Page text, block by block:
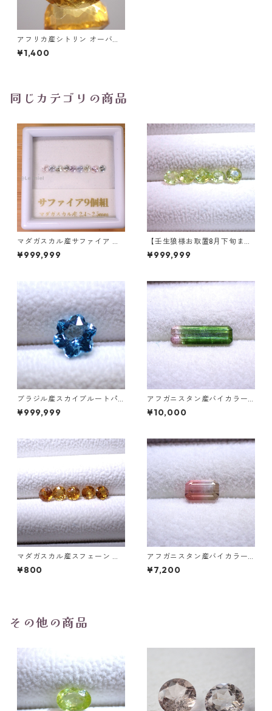
アフリカ産シトリン オーバル
カットルース 4.53ct 8.7mm*1
1.0*mm7.4mm
¥1,400
同じカテゴリの商品
マダガスカル産サファイア ル
ース 9個組 2.4～2.5mm
¥999,999
【壬生狼様お取置8月下旬ま
で】マダガスカル産スフェー
ン ラウンドカットルース 0.45
¥999,999
ブラジル産スカイブルートパ
ーズ スノーフレークカットル
ース 1.5ct 7.0mm*7.0mm*4.
¥999,999
アフガニスタン産バイカラー
トルマリン ファセットカット
ルース 1.21ct 11.5mm*3.7mm
¥10,000
マダガスカル産スフェーン ラ
ウンドカットルース 0.45ct前
後 4.5mm
¥800
アフガニスタン産バイカラー
トルマリン ファセットカット
ルース 0.9ct 6.4mm*4.1mm*
¥7,200
その他の商品